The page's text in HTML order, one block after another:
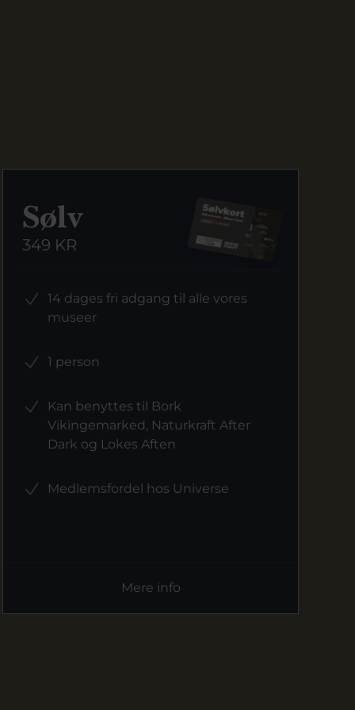
Sølv
349 KR
14 dages fri adgang til alle vores
museer
1 person
Kan benyttes til Bork
Vikingemarked, Naturkraft After
Dark og Lokes Aften
Medlemsfordel hos Universe
Mere info